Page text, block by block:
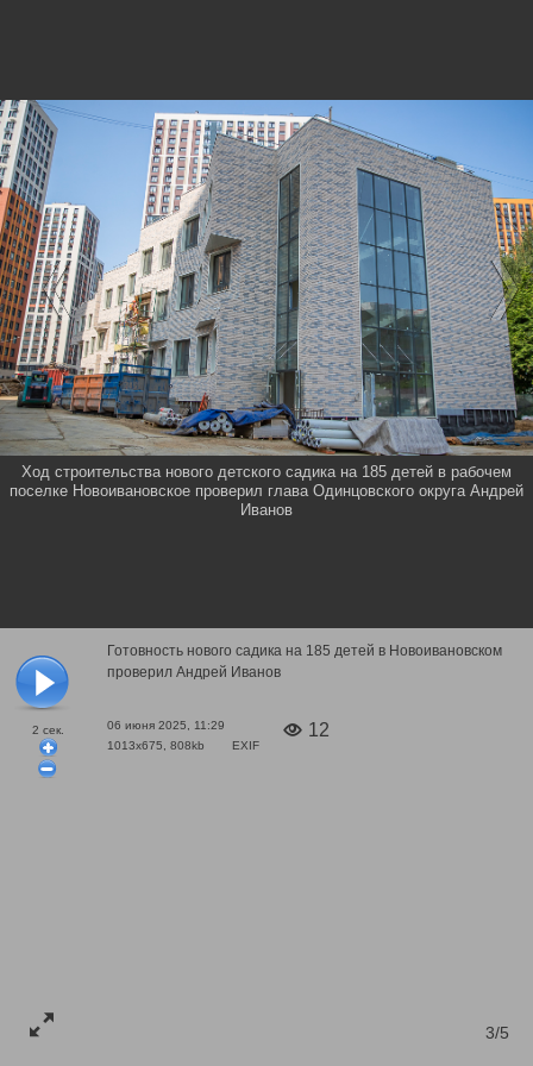
2 сек.
Готовность нового садика на 185 детей в Новоивановском
проверил Андрей Иванов
06 июня 2025, 11:29
1013x675, 808kb
EXIF
12
3/5
Ход строительства нового детского садика на 185 детей в рабочем
поселке Новоивановское проверил глава Одинцовского округа Андрей
Иванов